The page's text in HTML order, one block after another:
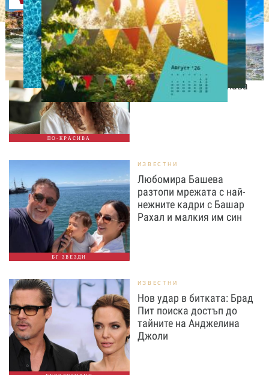
ПО-КРАСИВА
СВОБОДНО ВРЕМЕ
9 неща, които състаряват
жената след 35 години –
без дори да ги осъзнава
БГ ЗВЕЗДИ
ИЗВЕСТНИ
Любомира Башева
разтопи мрежата с най-
нежните кадри с Башар
Рахал и малкия им син
ИЗВЕСТНИ
Нов удар в битката: Брад
Пит поиска достъп до
тайните на Анджелина
Джоли